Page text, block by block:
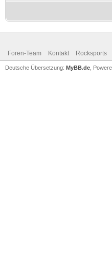
Foren-Team Kontakt Rocksports
Deutsche Übersetzung: MyBB.de ,